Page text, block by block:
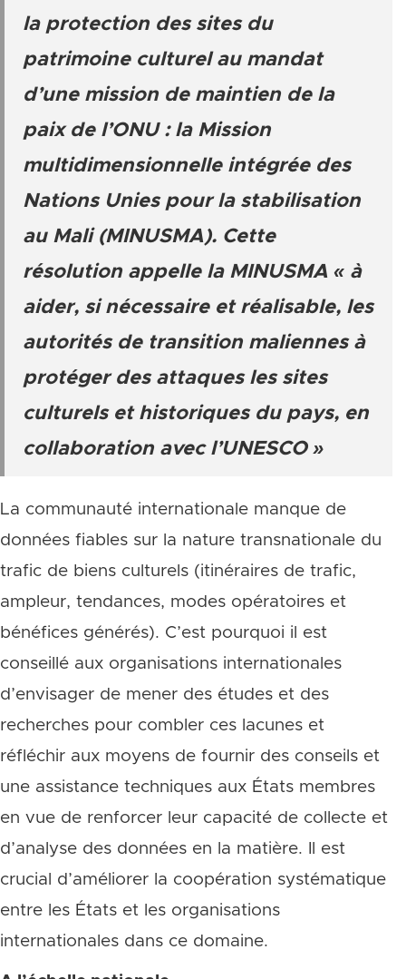
la protection des sites du
patrimoine culturel au mandat
d’une mission de maintien de la
paix de l’ONU : la Mission
multidimensionnelle intégrée des
Nations Unies pour la stabilisation
au Mali (MINUSMA). Cette
résolution appelle la MINUSMA « à
aider, si nécessaire et réalisable, les
autorités de transition maliennes à
protéger des attaques les sites
culturels et historiques du pays, en
collaboration avec l’UNESCO »
La communauté internationale manque de
données fiables sur la nature transnationale du
trafic de biens culturels (itinéraires de trafic,
ampleur, tendances, modes opératoires et
bénéfices générés). C’est pourquoi il est
conseillé aux organisations internationales
d’envisager de mener des études et des
recherches pour combler ces lacunes et
réfléchir aux moyens de fournir des conseils et
une assistance techniques aux États membres
en vue de renforcer leur capacité de collecte et
d’analyse des données en la matière. Il est
crucial d’améliorer la coopération systématique
entre les États et les organisations
internationales dans ce domaine.